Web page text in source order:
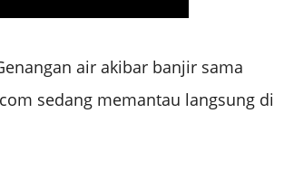
air akibar banjir sama
sedang memantau langsung di